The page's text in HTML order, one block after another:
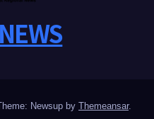
Newsup by Themeansar.